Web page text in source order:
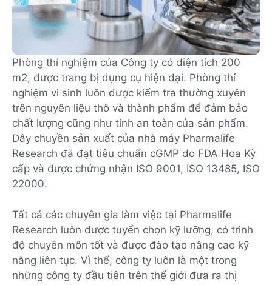
Phòng thí nghiệm của Công ty có diện tích 200
m2, được trang bị dụng cụ hiện đại. Phòng thí
nghiệm vi sinh luôn được kiểm tra thường xuyên
trên nguyên liệu thô và thành phẩm để đảm bảo
chất lượng cũng như tính an toàn của sản phẩm.
Dây chuyền sản xuất của nhà máy Pharmalife
Research đã đạt tiêu chuẩn cGMP do FDA Hoa Kỳ
cấp và được chứng nhận ISO 9001, ISO 13485, ISO
22000.
Tất cả các chuyên gia làm việc tại Pharmalife
Research luôn được tuyển chọn kỹ lưỡng, có trình
độ chuyên môn tốt và được đào tạo nâng cao kỹ
năng liên tục. Vì thế, công ty luôn là một trong
những công ty đầu tiên trên thế giới đưa ra thị